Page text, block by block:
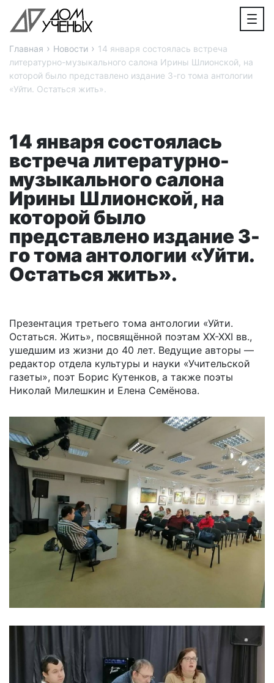
Главная › Новости › 14 января состоялась встреча
литературно-музыкального салона Ирины Шлионской, на
которой было представлено издание 3-го тома антологии
«Уйти. Остаться жить».
14 января состоялась
встреча литературно-
музыкального салона
Ирины Шлионской, на
которой было
представлено издание 3-
го тома антологии «Уйти.
Остаться жить».
Презентация третьего тома антологии «Уйти.
Остаться. Жить», посвящённой поэтам ХХ-ХХI вв.,
ушедшим из жизни до 40 лет. Ведущие авторы —
редактор отдела культуры и науки «Учительской
газеты», поэт Борис Кутенков, а также поэты
Николай Милешкин и Елена Семёнова.